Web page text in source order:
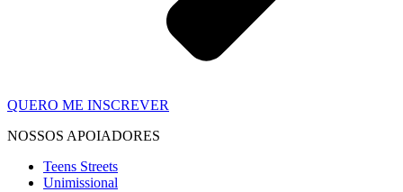
QUERO ME INSCREVER
NOSSOS APOIADORES
Teens Streets
Unimissional